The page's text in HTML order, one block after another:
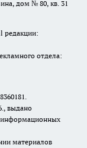
дом № 80, кв. 31
редакции:
отдела:
выдано
информационных
материалов